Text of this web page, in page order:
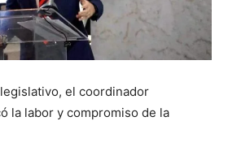
el coordinador
la labor y compromiso de la